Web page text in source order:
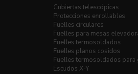
Cubiertas telescópicas
Protecciones enrollables
Fuelles circulares
Fuelles para mesas
Fuelles termosoldados
Fuelles planos cosidos
Fuelles termosoldados para
Escudos X-Y